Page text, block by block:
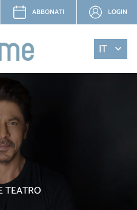
ABBONATI LOGIN
IT
TEATRO